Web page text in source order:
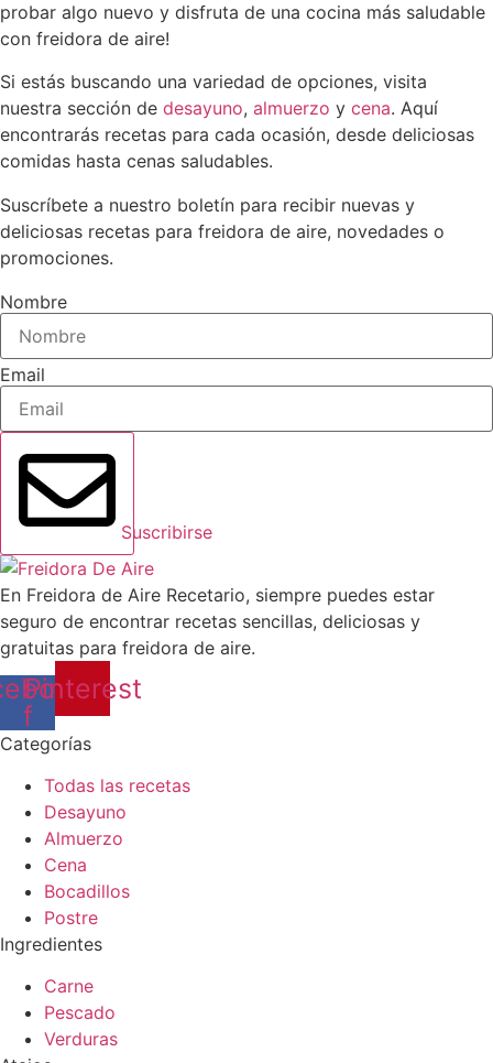
probar algo nuevo y disfruta de una cocina más saludable
con freidora de aire!
Si estás buscando una variedad de opciones, visita
nuestra sección de desayuno, almuerzo y cena. Aquí
encontrarás recetas para cada ocasión, desde deliciosas
comidas hasta cenas saludables.
Suscríbete a nuestro boletín para recibir nuevas y
deliciosas recetas para freidora de aire, novedades o
promociones.
Nombre
Email
Suscribirse
En Freidora de Aire Recetario, siempre puedes estar
seguro de encontrar recetas sencillas, deliciosas y
gratuitas para freidora de aire.
f
Pinterest
Categorías
Todas las recetas
Desayuno
Almuerzo
Cena
Bocadillos
Postre
Ingredientes
Carne
Pescado
Verduras